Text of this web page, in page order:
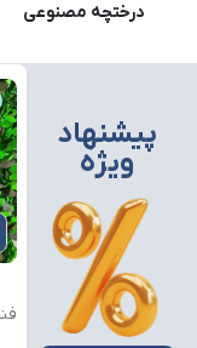
درختچه مصنوعی
پیشنهاد
ویژه
برگ ریحون دورنگ